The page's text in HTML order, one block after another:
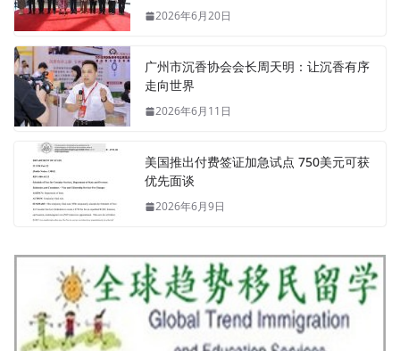
2026年6月20日
广州市沉香协会会长周天明：让沉香有序
走向世界
2026年6月11日
美国推出付费签证加急试点 750美元可获
优先面谈
2026年6月9日